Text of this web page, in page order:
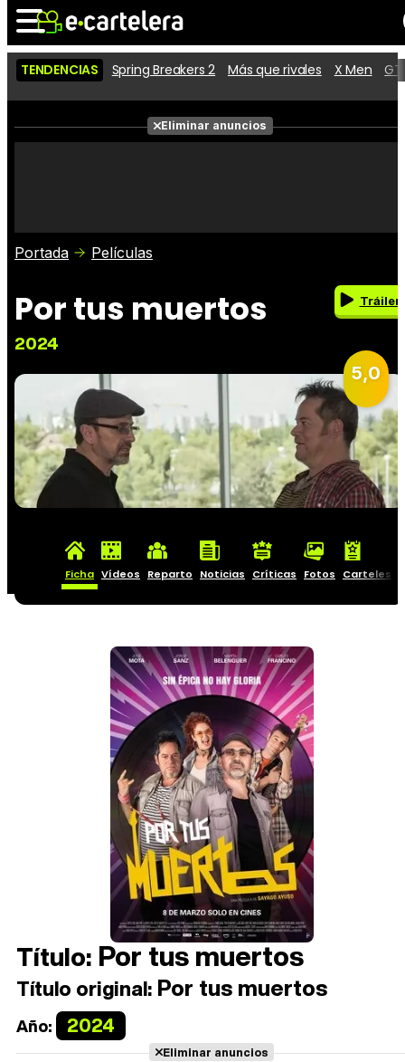
Noticias Cartelera
Películas
Críticas
TENDENCIAS Spring Breakers 2 Más que rivales X Men
Eliminar anuncios
Portada Películas
Por tus muertos
2024
Tráiler
5,0
Ficha Vídeos Reparto Noticias Críticas Fotos Carteles
Título: Por tus muertos
Título original: Por tus muertos
Año: 2024
Eliminar anuncios